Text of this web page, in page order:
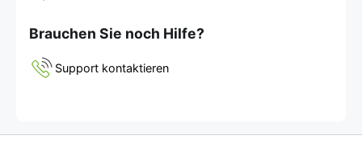
Brauchen Sie noch Hilfe?
Support kontaktieren